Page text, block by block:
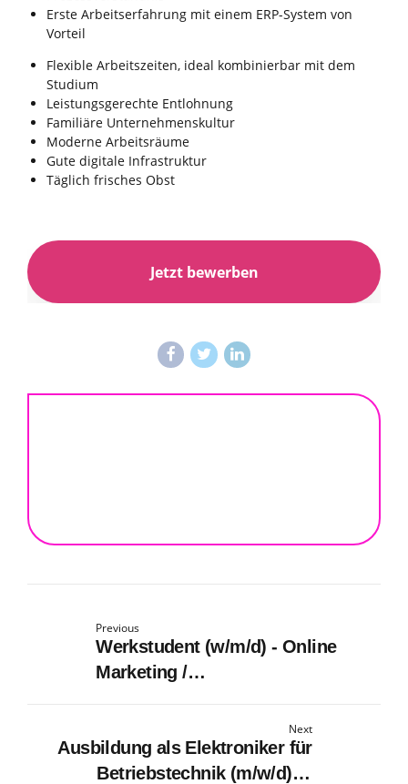
Erste Arbeitserfahrung mit einem ERP-System von
Vorteil
Flexible Arbeitszeiten, ideal kombinierbar mit dem
Studium
Leistungsgerechte Entlohnung
Familiäre Unternehmenskultur
Moderne Arbeitsräume
Gute digitale Infrastruktur
Täglich frisches Obst
Previous
Werkstudent (w/m/d) - Online
Marketing /
Next
Ausbildung als Elektroniker für
Betriebstechnik (m/w/d) in